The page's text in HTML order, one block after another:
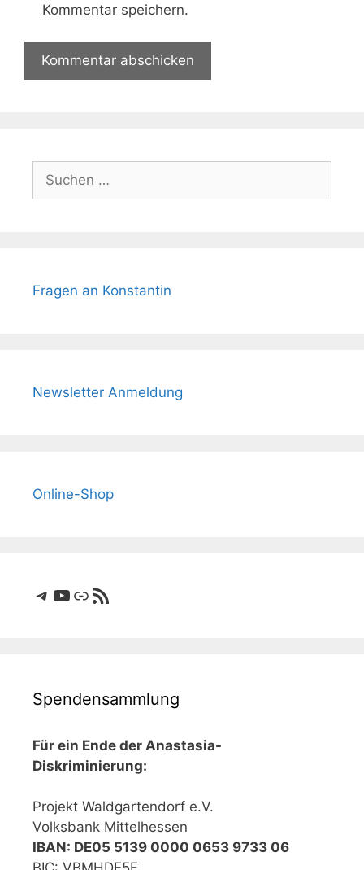
Kommentar speichern.
nach:
Fragen an Konstantin
Newsletter Anmeldung
Online-Shop
Telegram
YouTube
LinkRSS-Feed
Spendensammlung
Für ein Ende der Anastasia-
Diskriminierung:
Projekt Waldgartendorf e.V.
Volksbank Mittelhessen
IBAN: DE05 5139 0000 0653 9733 06